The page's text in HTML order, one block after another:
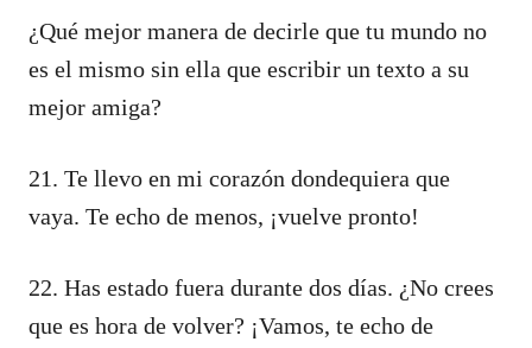
¿Qué mejor manera de decirle que tu mundo no
es el mismo sin ella que escribir un texto a su
mejor amiga?
21. Te llevo en mi corazón dondequiera que
vaya. Te echo de menos, ¡vuelve pronto!
22. Has estado fuera durante dos días. ¿No crees
que es hora de volver? ¡Vamos, te echo de